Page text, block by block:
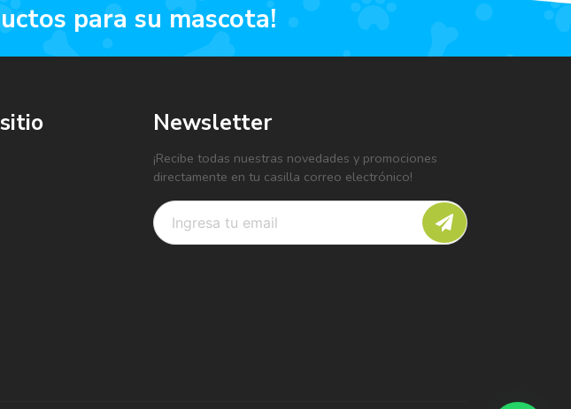
para su mascota!
Newsletter
¡Recibe todas nuestras novedades y promociones
directamente en tu casilla correo electrónico!